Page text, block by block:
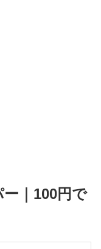
｜100円で